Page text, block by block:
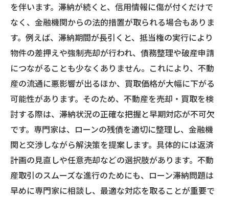
を伴います。滞納が続くと、信用情報に傷が付くだけで
なく、金融機関からの法的措置が取られる場合もありま
す。例えば、滞納期間が長引くと、抵当権の実行により
物件の差押えや強制売却が行われ、債務整理や破産申請
につながることも少なくありません。これにより、不動
産の流通に悪影響が出るほか、買取価格が大幅に下がる
可能性があります。そのため、不動産を売却・買取を検
討する際は、滞納状況の正確な把握と早期対応が不可欠
です。専門家は、ローンの残債を適切に整理し、金融機
関と交渉しながら解決策を提案します。具体的には返済
計画の見直しや任意売却などの選択肢があります。不動
産取引のスムーズな進行のためにも、ローン滞納問題は
早めに専門家に相談し、最適な対応を取ることが重要で